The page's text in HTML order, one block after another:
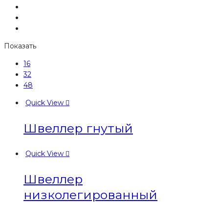
Показать
16
32
48
Quick View
Швеллер гнутый
Quick View
Швеллер
низколегированный